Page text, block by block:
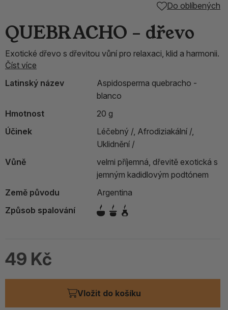
Do oblíbených
QUEBRACHO – dřevo
Exotické dřevo s dřevitou vůní pro relaxaci, klid a harmonii.
Číst více
Latinský název
Aspidosperma quebracho -
blanco
Hmotnost
20 g
Účinek
Léčebný /, Afrodiziakální /,
Uklidnění /
Vůně
velmi příjemná, dřevitě exotická s
jemným kadidlovým podtónem
Země původu
Argentina
Způsob spalování
49 Kč
Vložit do košíku